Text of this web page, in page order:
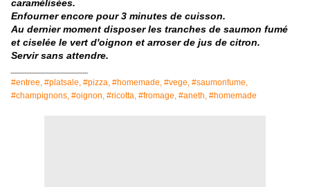
caramélisées.
Enfourner encore pour 3 minutes de cuisson.
Au dernier moment disposer les tranches de saumon fumé
et ciselée le vert d'oignon et arroser de jus de citron.
Servir sans attendre.
#entree, #platsale, #pizza, #homemade, #vege, #saumonfume,
#champignons, #oignon, #ricotta, #fromage, #aneth, #homemade